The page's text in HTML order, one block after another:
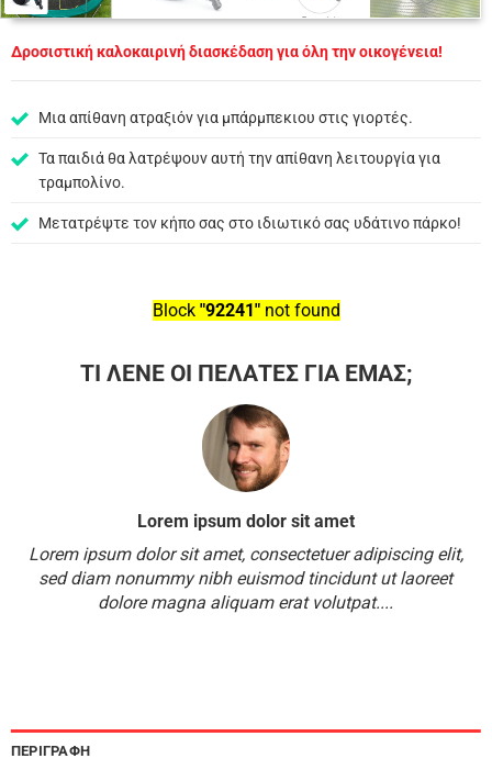
Δροσιστική καλοκαιρινή διασκέδαση για όλη την οικογένεια!
Μια απίθανη ατραξιόν για μπάρμπεκιου στις γιορτές.
Τα παιδιά θα λατρέψουν αυτή την απίθανη λειτουργία για
τραμπολίνο.
Μετατρέψτε τον κήπο σας στο ιδιωτικό σας υδάτινο πάρκο!
Block "92241"not found
ΤΙ ΛΕΝΕ ΟΙ ΠΕΛΑΤΕΣ ΓΙΑ ΕΜΑΣ;
Lorem ipsum dolor sit amet
Lorem ipsum dolor sit amet, consectetuer adipiscing elit,
sed diam nonummy nibh euismod tincidunt ut laoreet
dolore magna aliquam erat volutpat....
ΠΕΡΙΓΡΑΦΉ